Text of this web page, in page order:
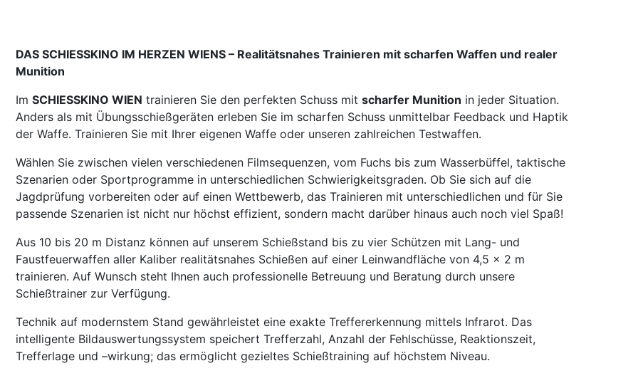
DAS SCHIESSKINO IM HERZEN WIENS – Realitätsnahes Trainieren mit scharfen Waffen und realer
Munition
Im SCHIESSKINO WIEN trainieren Sie den perfekten Schuss mit scharfer Munition in jeder Situation.
Anders als mit Übungsschießgeräten erleben Sie im scharfen Schuss unmittelbar Feedback und Haptik
der Waffe. Trainieren Sie mit Ihrer eigenen Waffe oder unseren zahlreichen Testwaffen.
Wählen Sie zwischen vielen verschiedenen Filmsequenzen, vom Fuchs bis zum Wasserbüffel, taktische
Szenarien oder Sportprogramme in unterschiedlichen Schwierigkeitsgraden. Ob Sie sich auf die
Jagdprüfung vorbereiten oder auf einen Wettbewerb, das Trainieren mit unterschiedlichen und für Sie
passende Szenarien ist nicht nur höchst effizient, sondern macht darüber hinaus auch noch viel Spaß!
Aus 10 bis 20 m Distanz können auf unserem Schießstand bis zu vier Schützen mit Lang- und
Faustfeuerwaffen aller Kaliber realitätsnahes Schießen auf einer Leinwandfläche von 4,5 x 2 m
trainieren. Auf Wunsch steht Ihnen auch professionelle Betreuung und Beratung durch unsere
Schießtrainer zur Verfügung.
Technik auf modernstem Stand gewährleistet eine exakte Treffererkennung mittels Infrarot. Das
intelligente Bildauswertungssystem speichert Trefferzahl, Anzahl der Fehlschüsse, Reaktionszeit,
Trefferlage und –wirkung; das ermöglicht gezieltes Schießtraining auf höchstem Niveau.